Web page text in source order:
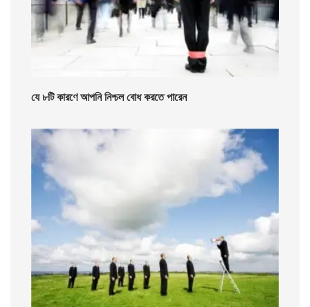
যে ৮টি কারণে আপনি নিশ্চল বোধ করতে পারেন